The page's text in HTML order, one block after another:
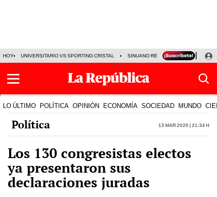
HOY UNIVERSITARIO VS SPORTING CRISTAL SINUANO RESULTADOS HOY
LO ÚLTIMO POLÍTICA OPINIÓN ECONOMÍA SOCIEDAD MUNDO
Política 13 Mar 2020 | 21:34 h
Los 130 congresistas electos
ya presentaron sus
declaraciones juradas